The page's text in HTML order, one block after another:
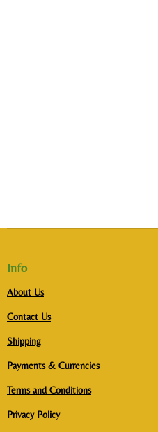
Info
About Us
Contact Us
Shipping
Payments & Currencies
Terms and Conditions
Privacy Policy